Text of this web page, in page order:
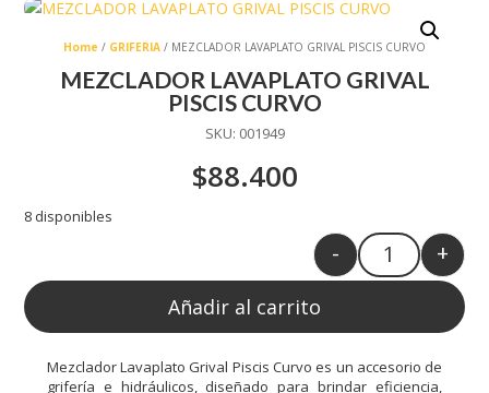
Home / GRIFERIA / MEZCLADOR LAVAPLATO GRIVAL PISCIS CURVO
MEZCLADOR LAVAPLATO GRIVAL
PISCIS CURVO
SKU: 001949
$88.400
8 disponibles
Quantity
- +
Añadir al carrito
Mezclador Lavaplato Grival Piscis Curvo es un accesorio de
grifería e hidráulicos, diseñado para brindar eficiencia,